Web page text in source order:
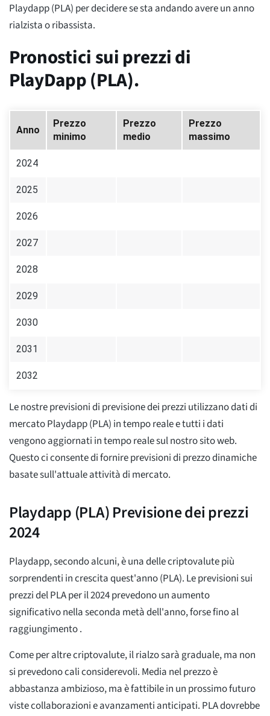
Playdapp (PLA) per decidere se sta andando avere un anno
rialzista o ribassista.
Pronostici sui prezzi di
PlayDapp (PLA).
Anno
Prezzo
minimo
Prezzo
medio
Prezzo
massimo
2024
2025
2026
2027
2028
2029
2030
2031
2032
Le nostre previsioni di previsione dei prezzi utilizzano dati di
mercato Playdapp (PLA) in tempo reale e tutti i dati
vengono aggiornati in tempo reale sul nostro sito web.
Questo ci consente di fornire previsioni di prezzo dinamiche
basate sull'attuale attività di mercato.
Playdapp (PLA) Previsione dei prezzi
2024
Playdapp, secondo alcuni, è una delle criptovalute più
sorprendenti in crescita quest'anno (PLA). Le previsioni sui
prezzi del PLA per il 2024 prevedono un aumento
significativo nella seconda metà dell'anno, forse fino al
raggiungimento.
Come per altre criptovalute, il rialzo sarà graduale, ma non
si prevedono cali considerevoli. Media nel prezzo è
abbastanza ambizioso, ma è fattibile in un prossimo futuro
viste collaborazioni e avanzamenti anticipati. PLA dovrebbe